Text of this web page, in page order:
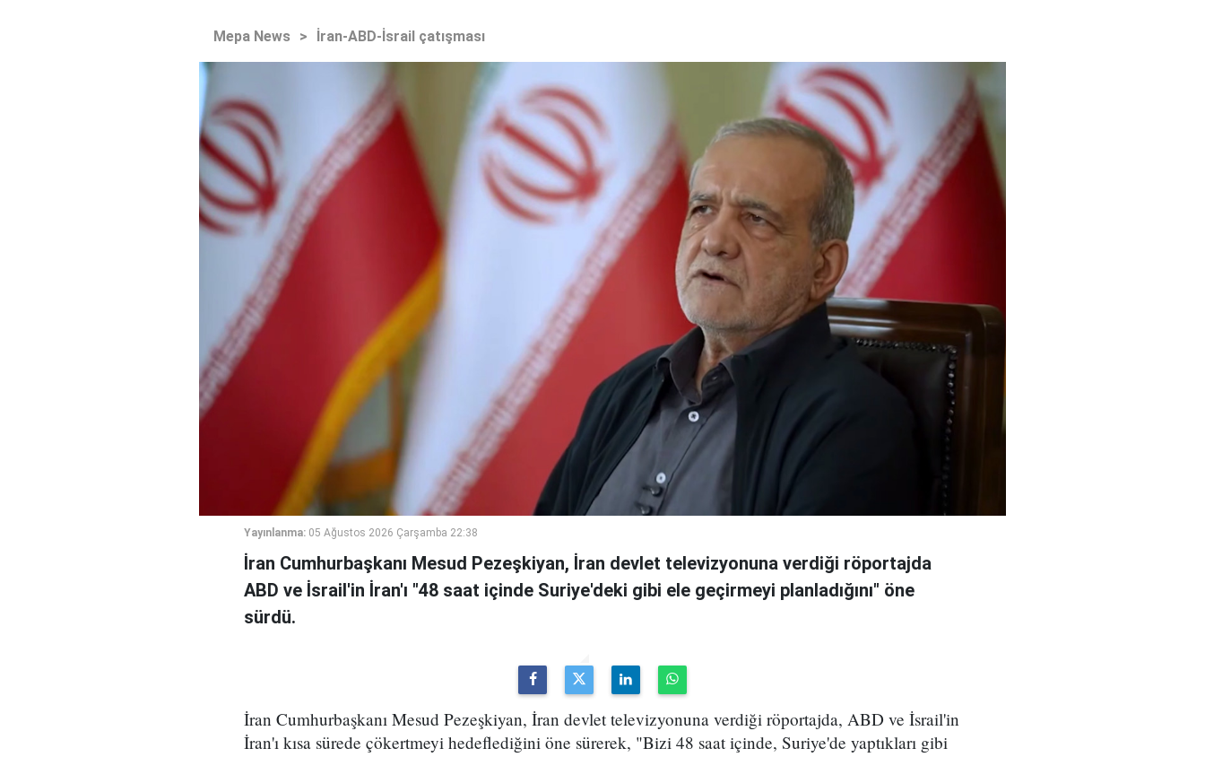
Mepa News > İran-ABD-İsrail çatışması
Yayınlanma: 05 Ağustos 2026 Çarşamba 22:38
İran Cumhurbaşkanı Mesud Pezeşkiyan, İran devlet televizyonuna verdiği röportajda
ABD ve İsrail'in İran'ı "48 saat içinde Suriye'deki gibi ele geçirmeyi planladığını" öne
sürdü.
İran Cumhurbaşkanı Mesud Pezeşkiyan, İran devlet televizyonuna verdiği röportajda, ABD ve İsrail'in
İran'ı kısa sürede çökertmeyi hedeflediğini öne sürerek, "Bizi 48 saat içinde, Suriye'de yaptıkları gibi